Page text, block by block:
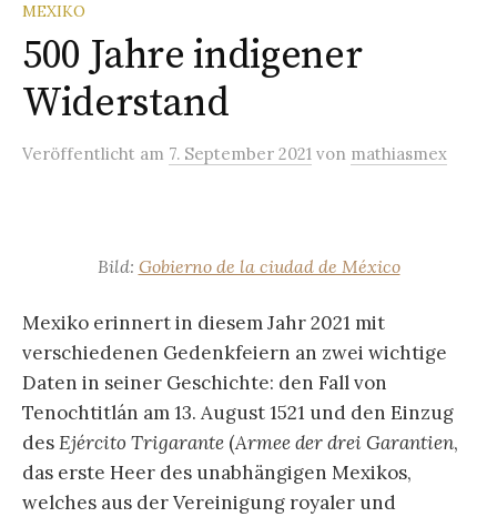
MEXIKO
500 Jahre indigener
Widerstand
Veröffentlicht am 7. September 2021 von mathiasmex
Bild: Gobierno de la ciudad de México
Mexiko erinnert in diesem Jahr 2021 mit
verschiedenen Gedenkfeiern an zwei wichtige
Daten in seiner Geschichte: den Fall von
Tenochtitlán am 13. August 1521 und den Einzug
desEjército Trigarante (Armee der drei Garantien,
das erste Heer des unabhängigen Mexikos,
welches aus der Vereinigung royaler und